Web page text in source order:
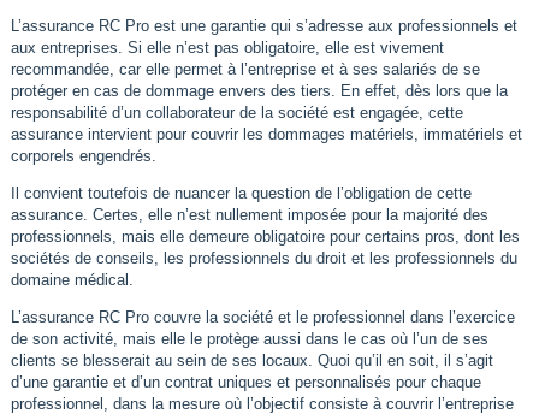
L’assurance RC Pro est une garantie qui s’adresse aux professionnels et
aux entreprises. Si elle n’est pas obligatoire, elle est vivement
recommandée, car elle permet à l’entreprise et à ses salariés de se
protéger en cas de dommage envers des tiers. En effet, dès lors que la
responsabilité d’un collaborateur de la société est engagée, cette
assurance intervient pour couvrir les dommages matériels, immatériels et
corporels engendrés.
Il convient toutefois de nuancer la question de l’obligation de cette
assurance. Certes, elle n’est nullement imposée pour la majorité des
professionnels, mais elle demeure obligatoire pour certains pros, dont les
sociétés de conseils, les professionnels du droit et les professionnels du
domaine médical.
L’assurance RC Pro couvre la société et le professionnel dans l’exercice
de son activité, mais elle le protège aussi dans le cas où l’un de ses
clients se blesserait au sein de ses locaux. Quoi qu’il en soit, il s’agit
d’une garantie et d’un contrat uniques et personnalisés pour chaque
professionnel, dans la mesure où l’objectif consiste à couvrir l’entreprise